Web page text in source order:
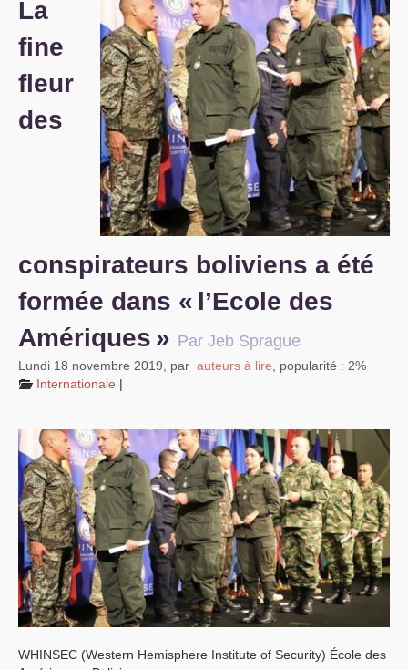
Comprendre...
La
fine
fleur
des
conspirateurs boliviens a été
formée dans « l’Ecole des
Amériques » Par Jeb Sprague
Lundi 18 novembre 2019 par auteurs à lire
popularité : 2%
Internationale |
WHINSEC (Western Hemisphere Institute of Security) École des